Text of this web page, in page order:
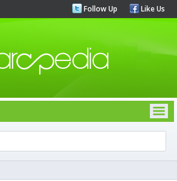
Follow Up Like Us